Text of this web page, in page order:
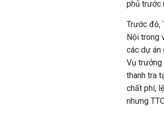
phủ trước
Trước đó,
Nội trong
các dự án
Vụ trưởng
thanh tra
chất phí,
nhưng